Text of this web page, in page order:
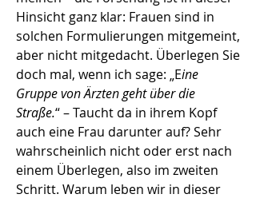
Hinsicht ganz klar: Frauen sind in
solchen Formulierungen mitgemeint,
aber nicht mitgedacht. Überlegen Sie
doch mal, wenn ich sage: „Eine
Gruppe von Ärzten geht über die
Straße.“ – Taucht da in ihrem Kopf
auch eine Frau darunter auf? Sehr
wahrscheinlich nicht oder erst nach
einem Überlegen, also im zweiten
Schritt. Warum leben wir in dieser